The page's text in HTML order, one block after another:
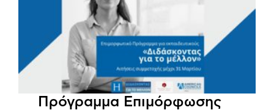
Πρόγραμμα Επιμόρφωσης